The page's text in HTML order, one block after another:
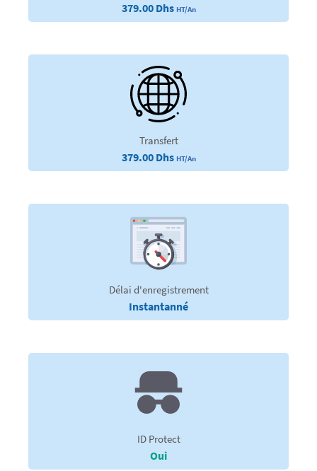
379.00 Dhs HT/An
Transfert
379.00 Dhs HT/An
Délai d'enregistrement
Instantanné
ID Protect
Oui